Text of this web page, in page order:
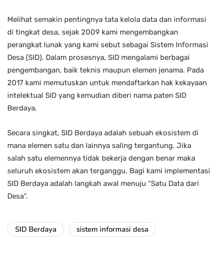
Melihat semakin pentingnya tata kelola data dan informasi
di tingkat desa, sejak 2009 kami mengembangkan
perangkat lunak yang kami sebut sebagai Sistem Informasi
Desa (SID). Dalam prosesnya, SID mengalami berbagai
pengembangan, baik teknis maupun elemen jenama. Pada
2017 kami memutuskan untuk mendaftarkan hak kekayaan
intelektual SID yang kemudian diberi nama paten SID
Berdaya.
Secara singkat, SID Berdaya adalah sebuah ekosistem di
mana elemen satu dan lainnya saling tergantung. Jika
salah satu elemennya tidak bekerja dengan benar maka
seluruh ekosistem akan terganggu. Bagi kami implementasi
SID Berdaya adalah langkah awal menuju “Satu Data dari
Desa”.
SID Berdaya sistem informasi desa